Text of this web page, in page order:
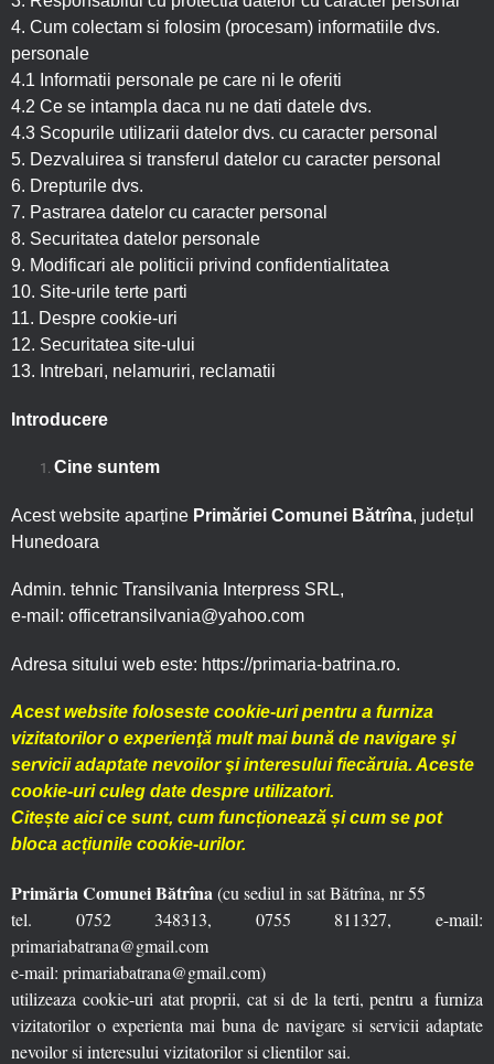
4. Cum colectam si folosim (procesam) informatiile dvs.
personale
4.1 Informatii personale pe care ni le oferiti
4.2 Ce se intampla daca nu ne dati datele dvs.
4.3 Scopurile utilizarii datelor dvs. cu caracter personal
5. Dezvaluirea si transferul datelor cu caracter personal
6. Drepturile dvs.
7. Pastrarea datelor cu caracter personal
8. Securitatea datelor personale
9. Modificari ale politicii privind confidentialitatea
10. Site-urile terte parti
11. Despre cookie-uri
12. Securitatea site-ului
13. Intrebari, nelamuriri, reclamatii
Introducere
Cine suntem
Acest website aparține Primăriei Comunei Bătrîna, județul
Hunedoara
Admin. tehnic Transilvania Interpress SRL,
e-mail: officetransilvania@yahoo.com
Adresa sitului web este: https://primaria-batrina.ro.
Acest website foloseste cookie-uri pentru a furniza
vizitatorilor o experienţă mult mai bună de navigare şi
servicii adaptate nevoilor şi interesului fiecăruia. Aceste
cookie-uri culeg date despre utilizatori.
Citește aici ce sunt, cum funcționează și cum se pot
bloca acțiunile cookie-urilor.
Primăria Comunei Bătrîna (cu sediul in sat Bătrîna, nr 55
tel. 0752 348313, 0755 811327, e-mail:
primariabatrana@gmail.com
e-mail: primariabatrana@gmail.com)
utilizeaza cookie-uri atat proprii, cat si de la terti, pentru a furniza
vizitatorilor o experienta mai buna de navigare si servicii adaptate
nevoilor si interesului vizitatorilor si clientilor sai.